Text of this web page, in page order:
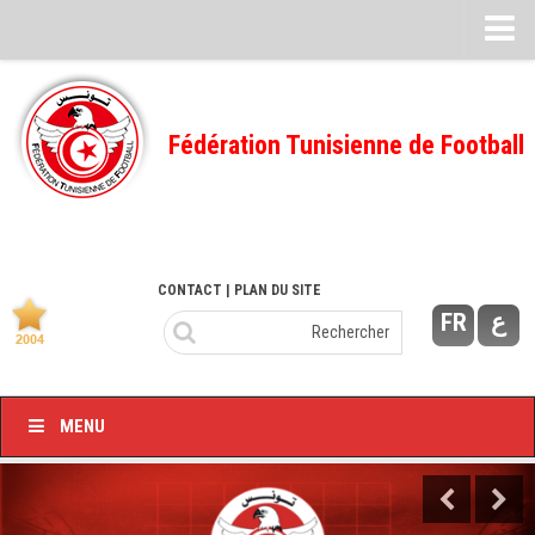
Feuille de match
FMI – 2022/2023
Ligue I – 2022/2023
Ligue I – 2020/2021
Ligue I – 2019/2020
Fédération Tunisienne de Football
FR ع
CONTACT | PLAN DU SITE
MENU